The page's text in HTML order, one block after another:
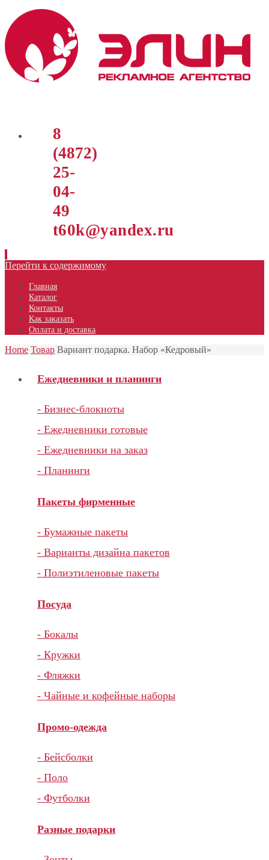
8
(4872)
25-
04-
49
t60k@yandex.ru
Перейти к содержимому
Главная
Каталог
Контакты
Как заказать
Оплата и доставка
Home Товар Вариант подарка. Набор «Кедровый»
Ежедневники и планинги
- Бизнес-блокноты
- Ежедневники готовые
- Ежедневники на заказ
- Планинги
Пакеты фирменные
- Бумажные пакеты
- Варианты дизайна пакетов
- Полиэтиленовые пакеты
Посуда
- Бокалы
- Кружки
- Фляжки
- Чайные и кофейные наборы
Промо-одежда
- Бейсболки
- Поло
- Футболки
Разные подарки